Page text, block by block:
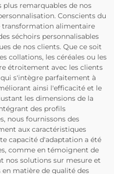
plus remarquables de nos
Conscients du
transformation alimentaire
séchoirs personnalisables
de nos clients. Que ce soit
collations, les céréales ou les
étroitement avec les clients
s'intègre parfaitement à
ainsi l'efficacité et le
les dimensions de la
des profils
nous fournissons des
aux caractéristiques
capacité d'adaptation a été
comme en témoignent de
nos solutions sur mesure et
matière de qualité des